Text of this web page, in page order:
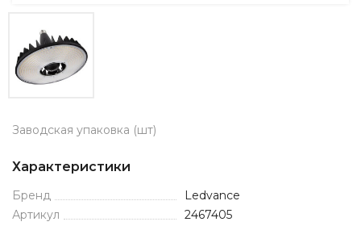
Заводская упаковка (шт)
Характеристики
Бренд
Ledvance
Артикул
2467405